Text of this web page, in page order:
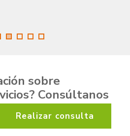
sobre
? Consúltanos
Realizar consulta